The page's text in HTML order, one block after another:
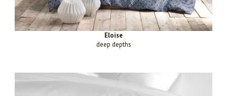
Eloise
deep depths